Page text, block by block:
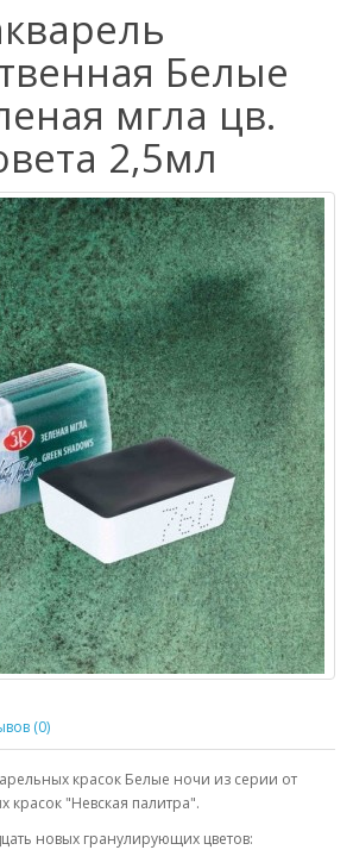
Белые
мгла цв.
2,5мл
(0)
красок Белые ночи из серии от
красок "Невская палитра".
новых гранулирующих цветов: